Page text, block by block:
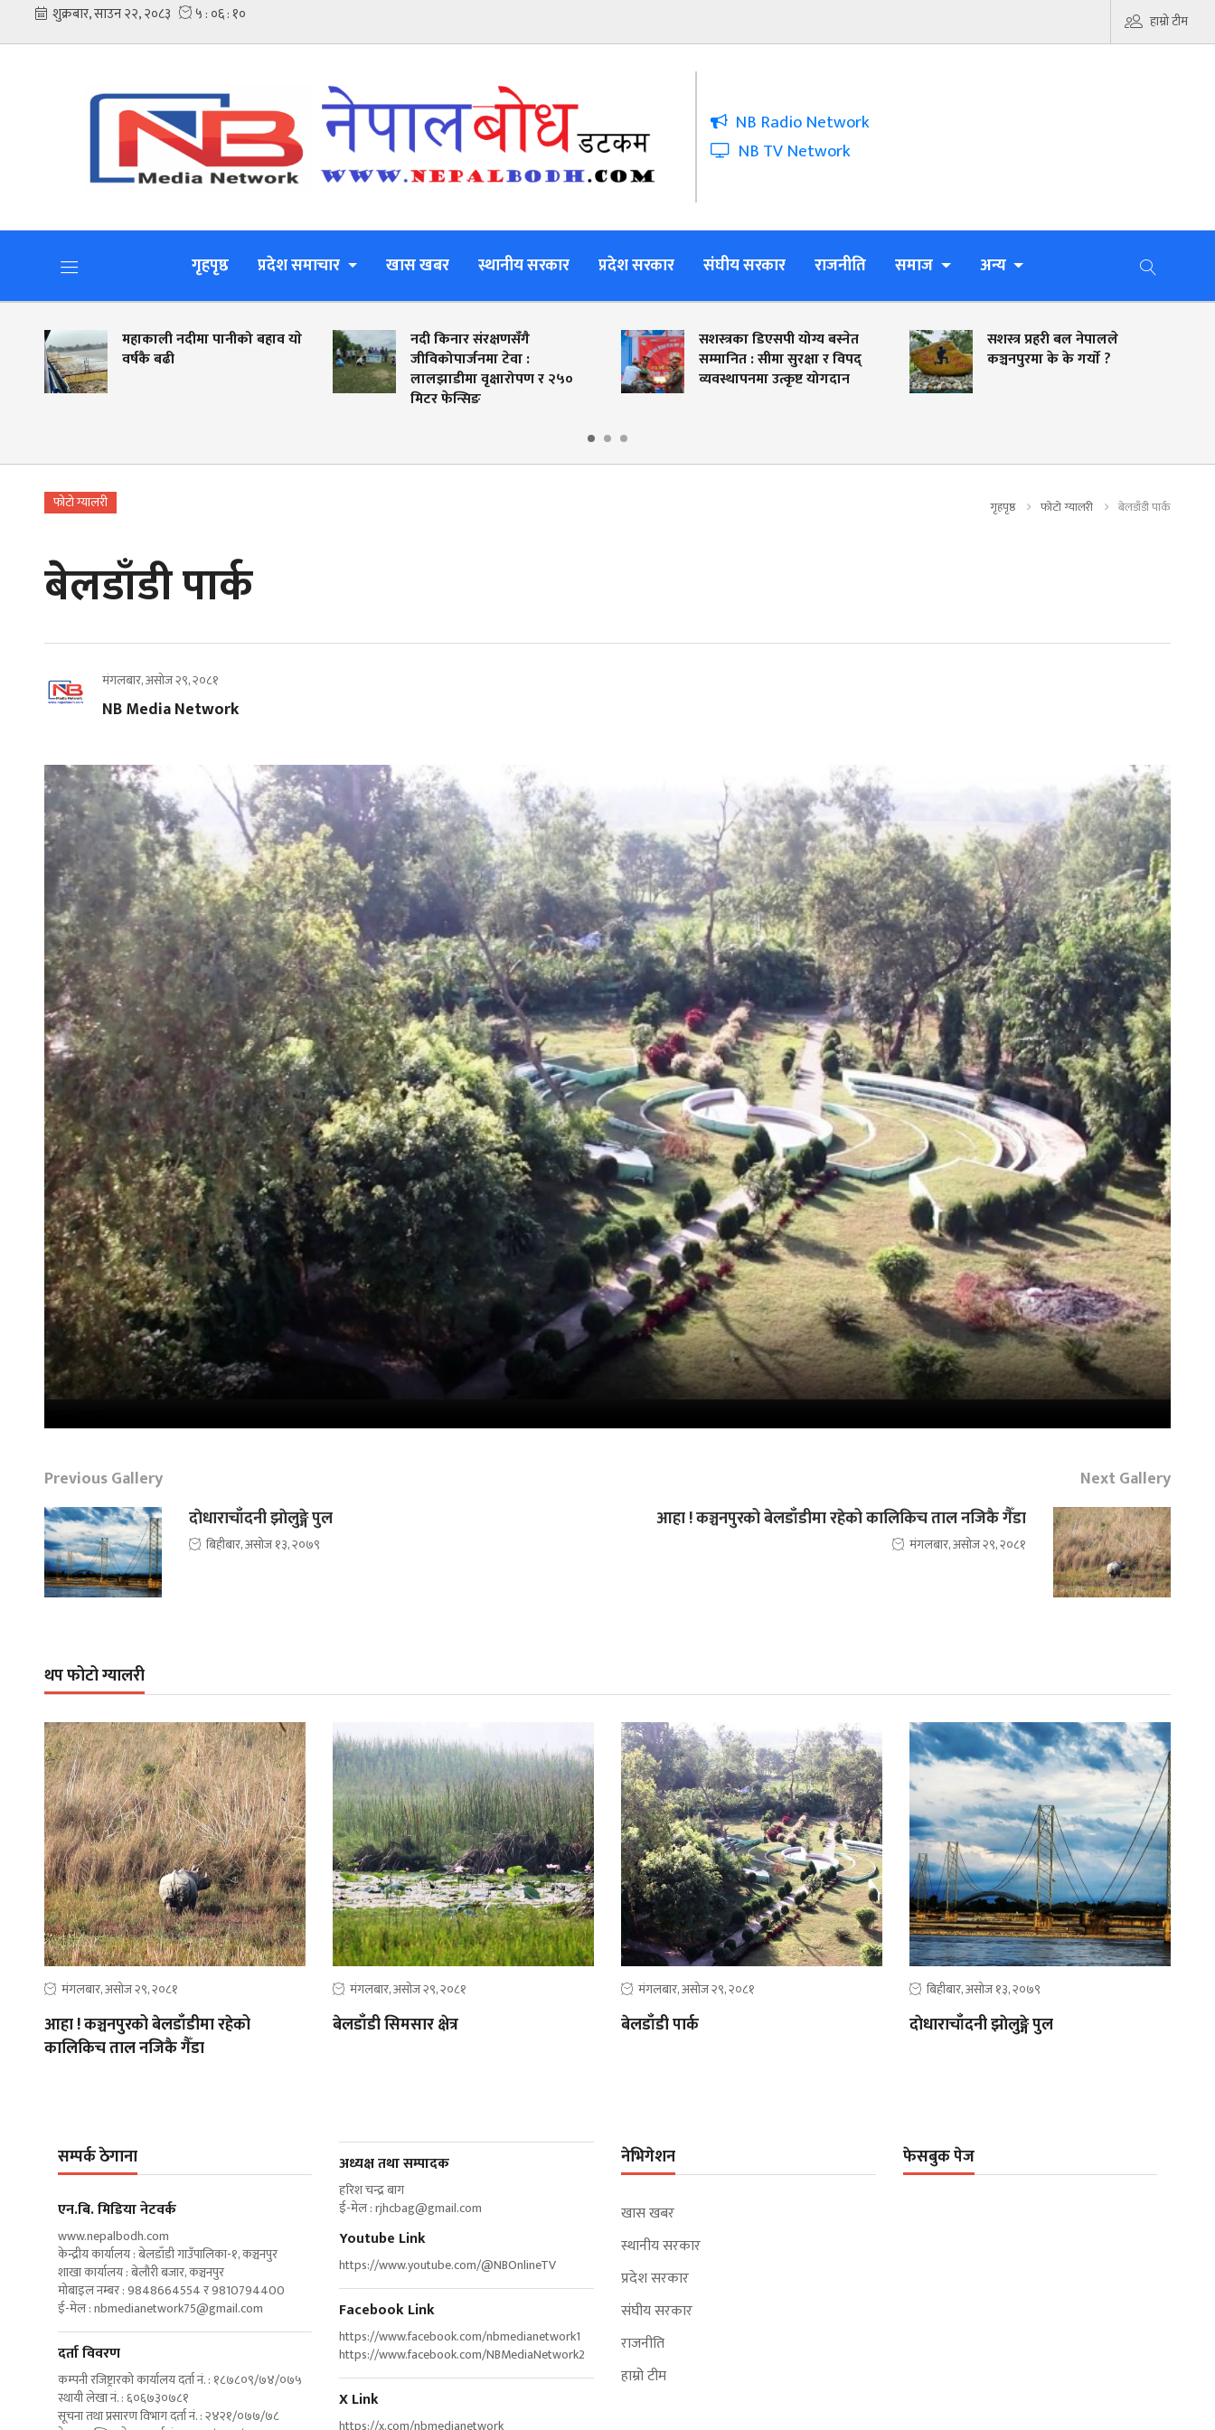
हाम्रो टीम
NB Radio Network
NB TV Network
गृहपृष्ठ प्रदेश समाचार खास खबर स्थानीय सरकार प्रदेश सरकार संघीय सरकार राजनीति समाज अन्य
महाकाली नदीमा पानीको बहाव याे
वर्षकै बढी
नदी किनार संरक्षणसँगै
जीविकोपार्जनमा टेवा :
लालझाडीमा वृक्षारोपण र २५०
मिटर फेन्सिङ
सशस्त्रका डिएसपी योग्य बस्नेत
सम्मानित : सीमा सुरक्षा र विपद्
व्यवस्थापनमा उत्कृष्ट योगदान
सशस्त्र प्रहरी बल नेपालले
कञ्चनपुरमा के के गर्याे ?
फोटो ग्यालरी गृहपृष्ठ फोटो ग्यालरी बेलडाँडी पार्क
बेलडाँडी पार्क
मंगलबार, असोज २९, २०८१
NB Media Network
Previous Gallery
दाेधाराचाँदनी झाेलुङ्गे पुल
बिहीबार, असोज १३, २०७९
Next Gallery
आहा ! कञ्चनपुरको बेलडाँडीमा रहेको कालिकिच ताल नजिकै गैँडा
मंगलबार, असोज २९, २०८१
थप फोटो ग्यालरी
मंगलबार, असोज २९, २०८१
आहा ! कञ्चनपुरको बेलडाँडीमा रहेको
कालिकिच ताल नजिकै गैँडा
मंगलबार, असोज २९, २०८१
बेलडाँडी सिमसार क्षेत्र
मंगलबार, असोज २९, २०८१
बेलडाँडी पार्क
बिहीबार, असोज १३, २०७९
दाेधाराचाँदनी झाेलुङ्गे पुल
सम्पर्क ठेगाना
एन‍.बि. मिडिया नेटवर्क
www.nepalbodh.com
केन्द्रीय कार्यालय : बेलडाँडी गाउँपालिका-१, कञ्चनपुर
शाखा कार्यालय : बेलौरी बजार, कञ्चनपुर
मोबाइल नम्बर : 9848664554 र 9810794400
ई-मेल :nbmedianetwork75@gmail.com
दर्ता विवरण
कम्पनी रजिष्ट्रारको कार्यालय दर्ता नं. : १८७८०९/७४/०७५
स्थायी लेखा नं. : ६०६७३०७८१
सूचना तथा प्रसारण विभाग दर्ता नं. : २४२१/०७७/७८
अध्यक्ष तथा सम्पादक
हरिश चन्द्र बाग
ई-मेल :rjhcbag@gmail.com
Youtube Link
https://www.youtube.com/@NBOnlineTV
Facebook Link
https://www.facebook.com/nbmedianetwork1
https://www.facebook.com/NBMediaNetwork2
X Link
https://x.com/nbmedianetwork
नेभिगेशन
खास खबर
स्थानीय सरकार
प्रदेश सरकार
संघीय सरकार
राजनीति
हाम्रो टीम
फेसबुक पेज